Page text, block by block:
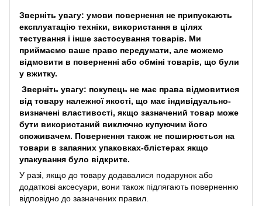
Зверніть увагу: умови повернення не припускають
експлуатацію техніки, використання в цілях
тестування і інше застосування товарів. Ми
приймаємо ваше право передумати, але можемо
відмовити в поверненні або обміні товарів, що були
у вжитку.
Зверніть увагу: покупець не має права відмовитися
від товару належної якості, що має індивідуально-
визначені властивості, якщо зазначений товар може
бути використаний виключно купуючим його
споживачем. Повернення також не поширюється на
товари в запаяних упаковках-блістерах якщо
упакування було відкрите.
У разі, якщо до товару додавалися подарунок або
додаткові аксесуари, вони також підлягають поверненню
відповідно до зазначених правил.